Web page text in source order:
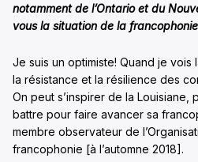
notamment de l’Ontario et du
vous la situation de la
Je suis un optimiste! Quand je
la résistance et la résilience des
On peut s’inspirer de la
battre pour faire avancer sa
membre observateur de
francophonie [à l’automne 2018].